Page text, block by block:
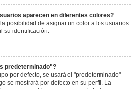
aparecen en diferentes colores?
posibilidad de asignar un color a los usuarios
su identificación.
predeterminado"?
por defecto, se usará el "predeterminado"
se mostrará por defecto en su perfil. La